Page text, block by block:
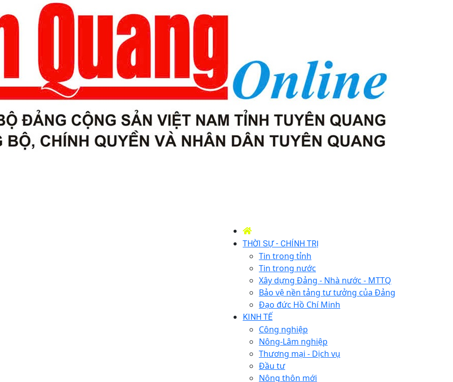
THỜI SỰ - CHÍNH TRỊ
Tin trong tỉnh
Tin trong nước
Xây dựng Đảng - Nhà nước - MTTQ
Bảo vệ nền tảng tư tưởng của Đảng
Đạo đức Hồ Chí Minh
KINH TẾ
Công nghiệp
Nông-Lâm nghiệp
Thương mại - Dịch vụ
Đầu tư
Nông thôn mới